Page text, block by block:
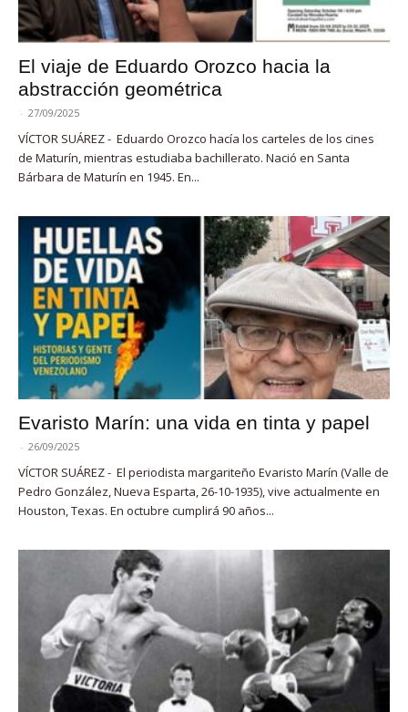
El viaje de Eduardo Orozco hacia la
abstracción geométrica
- 27/09/2025
VÍCTOR SUÁREZ - Eduardo Orozco hacía los carteles de los cines
de Maturín, mientras estudiaba bachillerato. Nació en Santa
Bárbara de Maturín en 1945. En...
Evaristo Marín: una vida en tinta y papel
- 26/09/2025
VÍCTOR SUÁREZ - El periodista margariteño Evaristo Marín (Valle de
Pedro González, Nueva Esparta, 26-10-1935), vive actualmente en
Houston, Texas. En octubre cumplirá 90 años...